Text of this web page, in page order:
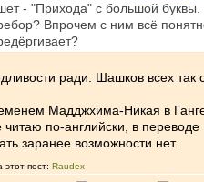
- "Прихода" с большой
Впрочем с ним всё
ради: Шашков всех так
Мадджхима-Никая в
по-английски, в
заранее возможности нет.
этот пост: Raudex